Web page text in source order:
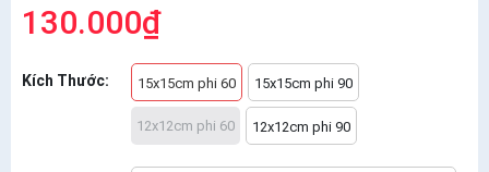
130.000₫
Kích Thước: 15x15cm phi 60 15x15cm phi 90
12x12cm phi 60 12x12cm phi 90